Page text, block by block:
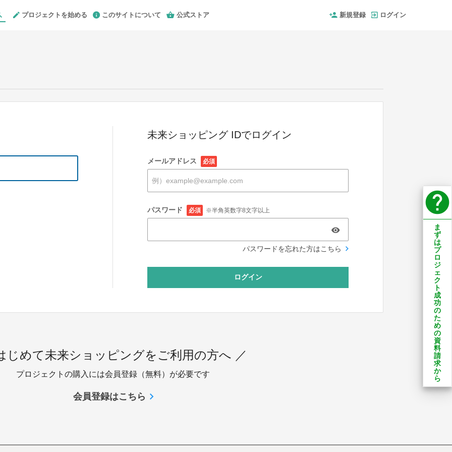
プロジェクトを始める このサイトについて 公式ストア 新規登録 ログイン
未来ショッピング IDでログイン
メールアドレス 必須
パスワード 必須 ※半角英数字8文字以上
パスワードを忘れた方はこちら
ログイン
じめて未来ショッピングをご利用の方へ ／
プロジェクトの購入には会員登録（無料）が必要です
会員登録はこちら
help
ま
ず
は
プ
ロ
ジ
ェ
ク
ト
成
功
の
た
め
の
資
料
請
求
か
ら